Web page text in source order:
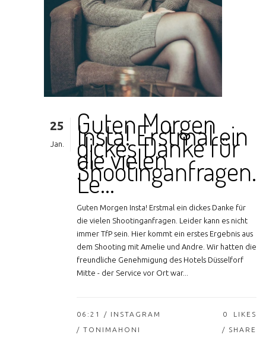
25
Jan.
Guten Morgen
Insta! Erstmal ein
dickes Danke für
die vielen
Shootinganfragen.
Le…
Guten Morgen Insta! Erstmal ein dickes Danke für
die vielen Shootinganfragen. Leider kann es nicht
immer TfP sein. Hier kommt ein erstes Ergebnis aus
dem Shooting mit Amelie und Andre. Wir hatten die
freundliche Genehmigung des Hotels Düsselforf
Mitte - der Service vor Ort war...
06:21 / INSTAGRAM
/ TONIMAHONI
0
LIKES
SHARE